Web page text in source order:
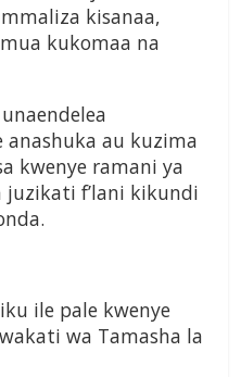
kisanaa,
kukomaa na
au kuzima
kwenye ramani ya
juzikati f’lani kikundi
ile pale kwenye
wa Tamasha la